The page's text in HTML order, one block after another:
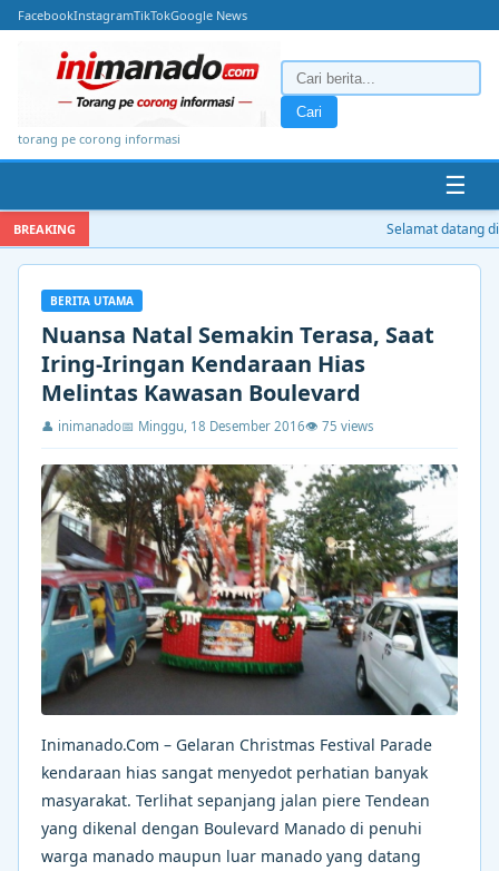
FacebookInstagramTikTokGoogle News
torang pe corong informasi
Cari
☰
BREAKING Selamat datang di
BERITA UTAMA
Nuansa Natal Semakin Terasa, Saat
Iring-Iringan Kendaraan Hias
Melintas Kawasan Boulevard
👤 inimanado📅 Minggu, 18 Desember 2016👁 75 views
Inimanado.Com – Gelaran Christmas Festival Parade
kendaraan hias sangat menyedot perhatian banyak
masyarakat. Terlihat sepanjang jalan piere Tendean
yang dikenal dengan Boulevard Manado di penuhi
warga manado maupun luar manado yang datang